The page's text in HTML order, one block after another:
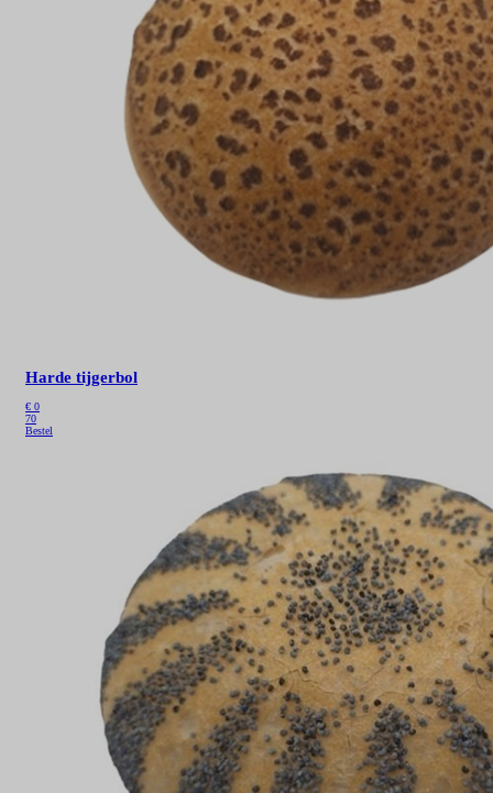
Harde tijgerbol
€ 0
70
Bestel